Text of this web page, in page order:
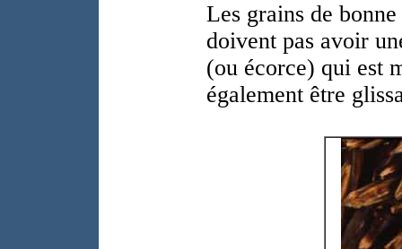
Les grains de
doivent pas avoir
(ou écorce) qui est
également être